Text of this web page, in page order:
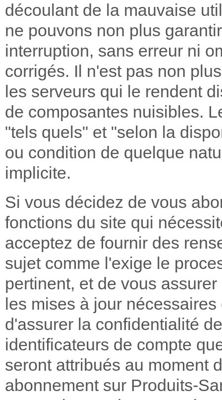
découlant de la mauvaise
ne pouvons non plus
interruption, sans erreur ni
corrigés. Il n'est pas non
les serveurs qui le rendent
de composantes nuisibles.
"tels quels" et "selon la
ou condition de quelque
implicite.
Si vous décidez de vous
fonctions du site qui
acceptez de fournir des
sujet comme l'exige le
pertinent, et de vous
les mises à jour
d'assurer la confidentialité
identificateurs de compte
seront attribués au moment
abonnement sur Produits-